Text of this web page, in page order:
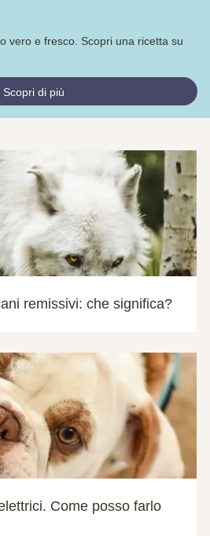
vero e fresco. Scopri una ricetta su
Scopri di più
remissivi: che significa?
Come posso farlo